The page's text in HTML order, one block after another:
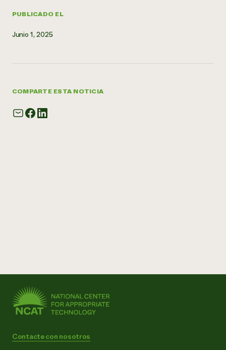
1-800-346-
PUBLICADO EL
Junio 1, 2025
COMPARTE ESTA NOTICIA
Contacte con nosotros